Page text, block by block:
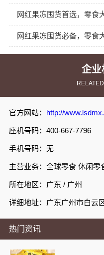
企业
官方网站： http://
座机号码：400-667-7796
手机号码：无
主营业务：全球零食 休闲零
所在地区：广东 / 广州
热门资讯